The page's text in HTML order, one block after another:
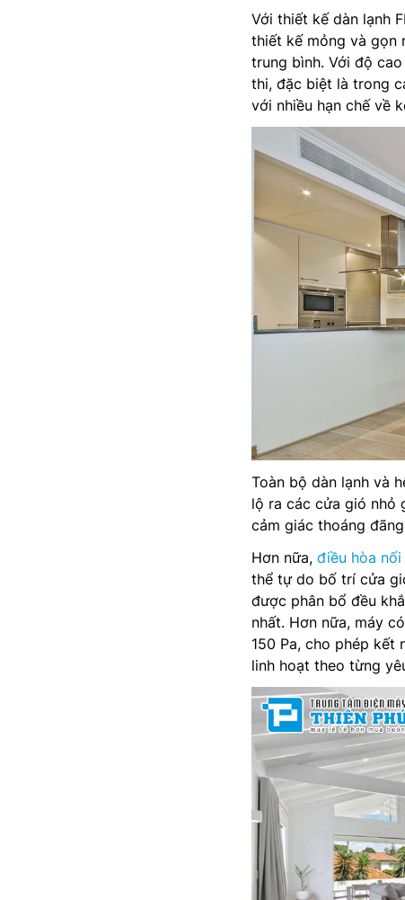
Với thiết kế dàn lạnh
thiết kế mỏng và gọn
trung bình. Với độ
thi, đặc biệt là trong
với nhiều hạn chế về
Toàn bộ dàn lạnh và
lộ ra các cửa gió nhỏ
cảm giác thoáng
Hơn nữa, điều hòa
thể tự do bố trí cửa
được phân bổ đều
nhất. Hơn nữa, máy
150 Pa, cho phép
linh hoạt theo từng